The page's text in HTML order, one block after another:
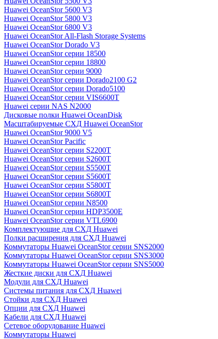
Huawei OceanStor 5600 V3
Huawei OceanStor 5800 V3
Huawei OceanStor 6800 V3
Huawei OceanStor All-Flash Storage Systems
Huawei OceanStor Dorado V3
Huawei OceanStor серии 18500
Huawei OceanStor серии 18800
Huawei OceanStor серии 9000
Huawei OceanStor серии Dorado2100 G2
Huawei OceanStor серии Dorado5100
Huawei OceanStor серии VIS6600T
Huawei серии NAS N2000
Дисковые полки Huawei OceanDisk
Масштабируемые СХД Huawei OceanStor
Huawei OceanStor 9000 V5
Huawei OceanStor Pacific
Huawei OceanStor серии S2200T
Huawei OceanStor серии S2600T
Huawei OceanStor серии S5500T
Huawei OceanStor серии S5600T
Huawei OceanStor серии S5800T
Huawei OceanStor серии S6800T
Huawei OceanStor серии N8500
Huawei OceanStor серии HDP3500E
Huawei OceanStor серии VTL6900
Комплектующие для СХД Huawei
Полки расширения для СХД Huawei
Коммутаторы Huawei OceanStor серии SNS2000
Коммутаторы Huawei OceanStor серии SNS3000
Коммутаторы Huawei OceanStor серии SNS5000
Жесткие диски для СХД Huawei
Модули для СХД Huawei
Системы питания для СХД Huawei
Стойки для СХД Huawei
Опции для СХД Huawei
Кабели для СХД Huawei
Сетевое оборудование Huawei
Коммутаторы Huawei